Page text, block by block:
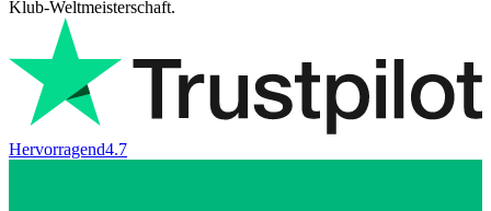
Klub-Weltmeisterschaft.
Hervorragend4.7